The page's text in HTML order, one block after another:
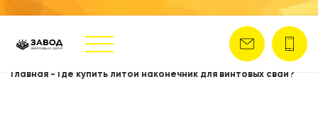
Главная - Где купить литой наконечник для винтовых свай?